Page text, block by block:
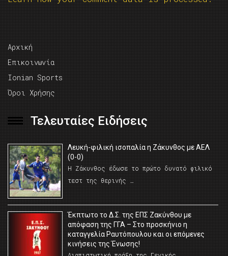
Αρχική
Επικοινωνία
Ionian Sports
Όροι Χρήσης
Τελευταίες Ειδήσεις
Λευκή-φιλική ισοπαλία η Ζάκυνθος με ΑΕΛ
(0-0)
Η Ζάκυνθος έδωσε το πρώτο δυνατό φιλικό
τεστ της θερινής …
Έκπτωτο το Δ.Σ. της ΕΠΣ Ζακύνθου με
απόφαση της ΓΓΑ – Στο προσκήνιο η
καταγγελία Ραυτόπουλου και οι επόμενες
κινήσεις της Ένωσης!